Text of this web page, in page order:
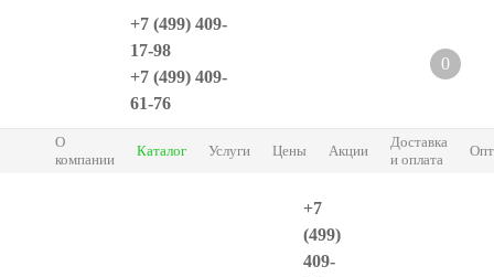
+7 (499) 409-
17-98
+7 (499) 409-
61-76
0
О
компании
Каталог Услуги Цены Акции
Доставка
и оплата
+7
(499)
409-